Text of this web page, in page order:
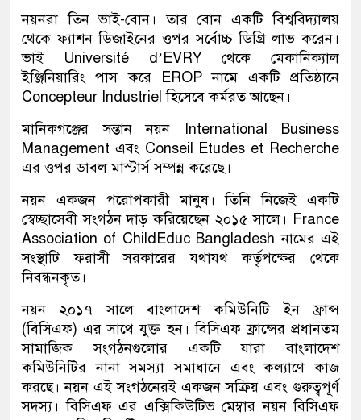
নয়নরা তিন ভাই-বোন। তার বোন একটি বিশ্ববিদ্যালয়
থেকে ফ্যাশন ডিজাইনের ওপর সর্বোচ্চ ডিগ্রি লাভ করেন।
ভাই Université d’EVRY থেকে মেকানিক্যাল
ইঞ্জিনিয়ারিং পাস করে EROP নামে একটি প্রতিষ্ঠানে
Concepteur Industriel হিসেবে কর্মরত আছেন।
মানিকগঞ্জের সন্তান নয়ন International Business
Management এবং Conseil Etudes et Recherche
এর ওপর ডাবল মাস্টার্স সম্পন্ন করেছে।
নয়ন একজন পরোপকারী মানুষ। তিনি নিজেই একটি
স্বেচ্ছাসেবী সংগঠন দাড় করিয়েছেন ২০১৫ সালে। France
Association of ChildEduc Bangladesh নামের এই
সংস্থাটি ফরাসী সরকারের যথাযথ কর্তৃপক্ষের থেকে
নিবন্ধনকৃত।
নয়ন ২০১৭ সালে বাংলাদেশ কমিউনিটি ইন ফ্রান্স
(বিসিএফ) এর সাথে যুক্ত হন। বিসিএফ ফ্রান্সের প্রধানতম
সামাজিক সংগঠনগুলোর একটি যারা বাংলাদেশ
কমিউনিটির নানা সমস্যা সমাধানে এবং কল্যাণে কাজ
করছে। নয়ন এই সংগঠনেরই একজন সক্রিয় এবং গুরুত্বপূর্ণ
সদস্য। বিসিএফ এর এক্সিকিউটিভ মেম্বার নয়ন বিসিএফ